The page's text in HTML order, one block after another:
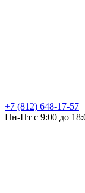
+7 (812) 648-17-57
Пн-Пт с 9:00 до